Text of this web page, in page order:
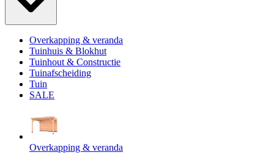
Overkapping & veranda
Tuinhuis & Blokhut
Tuinhout & Constructie
Tuinafscheiding
Tuin
SALE
Overkapping & veranda